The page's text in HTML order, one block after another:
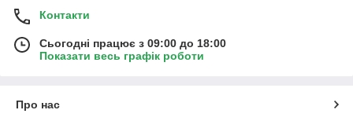
Контакти
Сьогодні працює з 09:00 до 18:00
Показати весь графік роботи
Про нас